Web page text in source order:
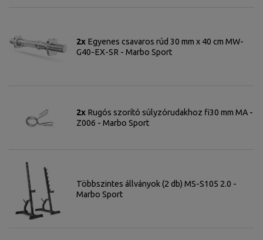
2x Egyenes csavaros rúd 30 mm x 40 cm MW-
G40-EX-SR - Marbo Sport
2x Rugós szorító súlyzórudakhoz fi30 mm MA -
Z006 - Marbo Sport
Többszintes állványok (2 db) MS-S105 2.0 -
Marbo Sport